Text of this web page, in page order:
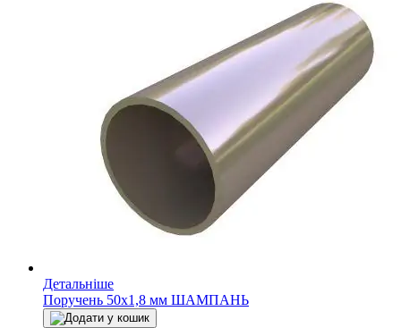
Детальніше
Поручень 50х1,8 мм ШАМПАНЬ
Додати у кошик